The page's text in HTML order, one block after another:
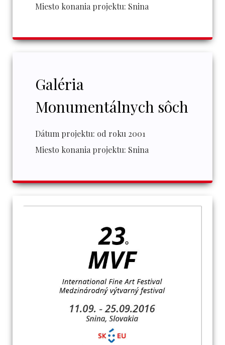
Miesto konania projektu: Snina
Galéria
Monumentálnych sôch
Dátum projektu: od roku 2001
Miesto konania projektu: Snina